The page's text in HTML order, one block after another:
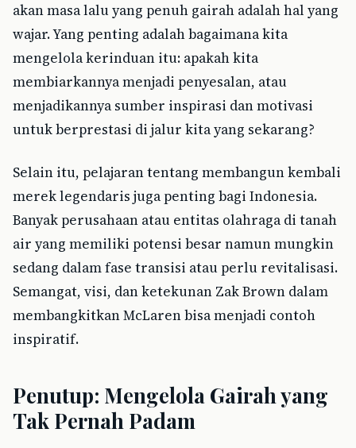
akan masa lalu yang penuh gairah adalah hal yang
wajar. Yang penting adalah bagaimana kita
mengelola kerinduan itu: apakah kita
membiarkannya menjadi penyesalan, atau
menjadikannya sumber inspirasi dan motivasi
untuk berprestasi di jalur kita yang sekarang?
Selain itu, pelajaran tentang membangun kembali
merek legendaris juga penting bagi Indonesia.
Banyak perusahaan atau entitas olahraga di tanah
air yang memiliki potensi besar namun mungkin
sedang dalam fase transisi atau perlu revitalisasi.
Semangat, visi, dan ketekunan Zak Brown dalam
membangkitkan McLaren bisa menjadi contoh
inspiratif.
Penutup: Mengelola Gairah yang
Tak Pernah Padam